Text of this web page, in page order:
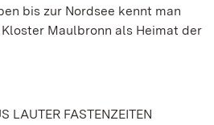
bis zur Nordsee kennt man
Maulbronn als Heimat der
LAUTER FASTENZEITEN